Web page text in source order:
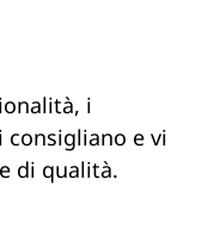
i
consigliano e vi
di qualità.